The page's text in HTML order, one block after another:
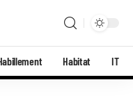
Habitat IT